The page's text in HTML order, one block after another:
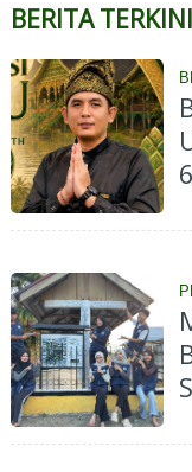
BERITA TERKINI